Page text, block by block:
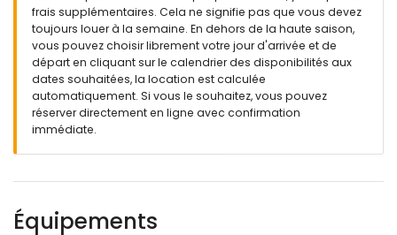
salle de bain en suite avec lavabo simple, baignoire,
douche et toilette
salle de bain en suite avec lavabo simple, douche, toilette
et sèche-cheveux
2 salles de bain en suite, chacune avec lavabo simple,
douche et toilette
salle de bain en suite avec douche et toilette
salle de bain en suite avec douche, toilette et sèche-
grille-pain
chambre climatisée avec lit double et salle de bain en suite
frais supplémentaires. Cela ne signifie pas que vous devez
toujours louer à la semaine. En dehors de la haute saison,
vous pouvez choisir librement votre jour d'arrivée et de
départ en cliquant sur le calendrier des disponibilités aux
dates souhaitées, la location est calculée
automatiquement. Si vous le souhaitez, vous pouvez
réserver directement en ligne avec confirmation
immédiate.
Équipements